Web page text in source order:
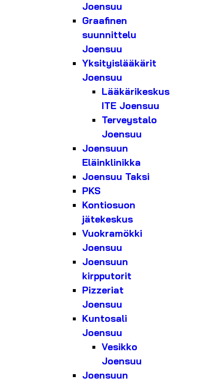
Joensuu
Graafinen
suunnittelu
Joensuu
Yksityislääkärit
Joensuu
Lääkärikeskus
ITE Joensuu
Terveystalo
Joensuu
Joensuun
Eläinklinikka
Joensuu Taksi
PKS
Kontiosuon
jätekeskus
Vuokramökki
Joensuu
Joensuun
kirpputorit
Pizzeriat
Joensuu
Kuntosali
Joensuu
Vesikko
Joensuu
Joensuun